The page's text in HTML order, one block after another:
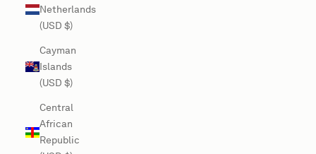
Netherlands
(USD $)
Cayman
Islands
(USD $)
Central
African
Republic